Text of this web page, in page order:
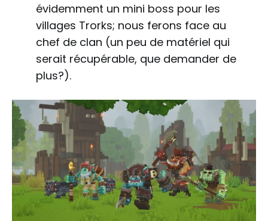
évidemment un mini boss pour les
villages Trorks; nous ferons face au
chef de clan (un peu de matériel qui
serait récupérable, que demander de
plus?).